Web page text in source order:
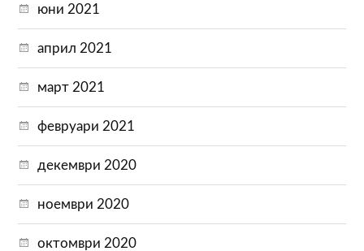
юни 2021
април 2021
март 2021
февруари 2021
декември 2020
ноември 2020
октомври 2020